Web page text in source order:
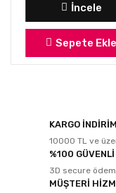
İncele
Sepete Ekle
KARGO
10000 TL ve
%100
3D secure
MÜŞTERİ